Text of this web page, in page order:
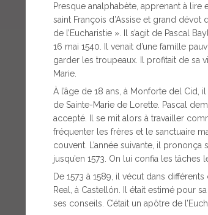
Presque analphabète, apprenant à
saint François d’Assise et grand
de l’Eucharistie ». Il s’agit de Pascal
16 mai 1540. Il venait d’une famille
garder les troupeaux. Il profitait de sa
Marie.
À l’âge de 18 ans, à Monforte del
de Sainte-Marie de Lorette. Pascal
accepté. Il se mit alors à travailler
fréquenter les frères et le sanctuaire
couvent. L’année suivante, il
jusqu’en 1573. On lui confia les
De 1573 à 1589, il vécut dans
Real, à Castellón. Il était estimé pour
ses conseils. C’était un apôtre de